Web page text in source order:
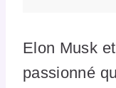
Elon Musk
passionné